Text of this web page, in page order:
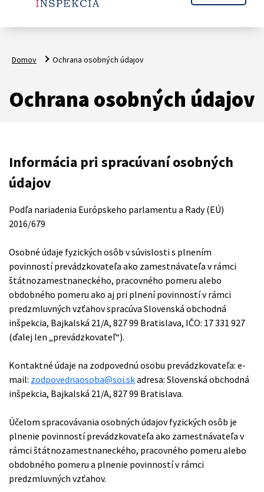
Domov Ochrana osobných údajov
Ochrana osobných údajov
Informácia pri spracúvaní osobných
údajov
Podľa nariadenia Európskeho parlamentu a Rady (EÚ)
2016/679
Osobné údaje fyzických osôb v súvislosti s plnením
povinností prevádzkovateľa ako zamestnávateľa v rámci
štátnozamestnaneckého, pracovného pomeru alebo
obdobného pomeru ako aj pri plnení povinností v rámci
predzmluvných vzťahov spracúva Slovenská obchodná
inšpekcia, Bajkalská 21/A, 827 99 Bratislava, IČO: 17 331 927
(ďalej len „prevádzkovateľ“).
Kontaktné údaje na zodpovednú osobu prevádzkovateľa: e-
mail: zodpovednaosoba@soi.skadresa: Slovenská obchodná
inšpekcia, Bajkalská 21/A, 827 99 Bratislava.
Účelom spracovávania osobných údajov fyzických osôb je
plnenie povinností prevádzkovateľa ako zamestnávateľa v
rámci štátnozamestnaneckého, pracovného pomeru alebo
obdobného pomeru a plnenie povinností v rámci
predzmluvných vzťahov.